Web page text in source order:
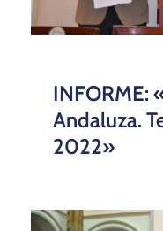
INFORME:
Andaluza.
2022»